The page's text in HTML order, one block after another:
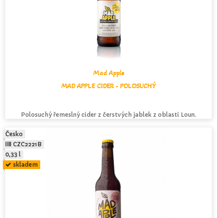
Mad Apple
MAD APPLE CIDER - POLOSUCHÝ
Polosuchý řemeslný cider z čerstvých jablek z oblasti Loun.
Česko
CZC2221B
0,33 l
skladem